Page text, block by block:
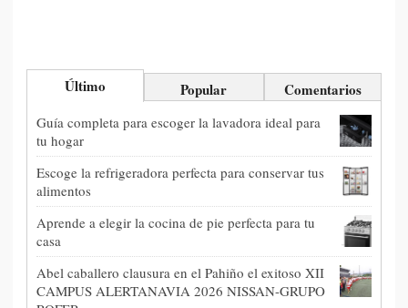
Último Popular Comentarios
Guía completa para escoger la lavadora ideal para
tu hogar
Escoge la refrigeradora perfecta para conservar tus
alimentos
Aprende a elegir la cocina de pie perfecta para tu
casa
Abel caballero clausura en el Pahiño el exitoso XII
CAMPUS ALERTANAVIA 2026 NISSAN-GRUPO